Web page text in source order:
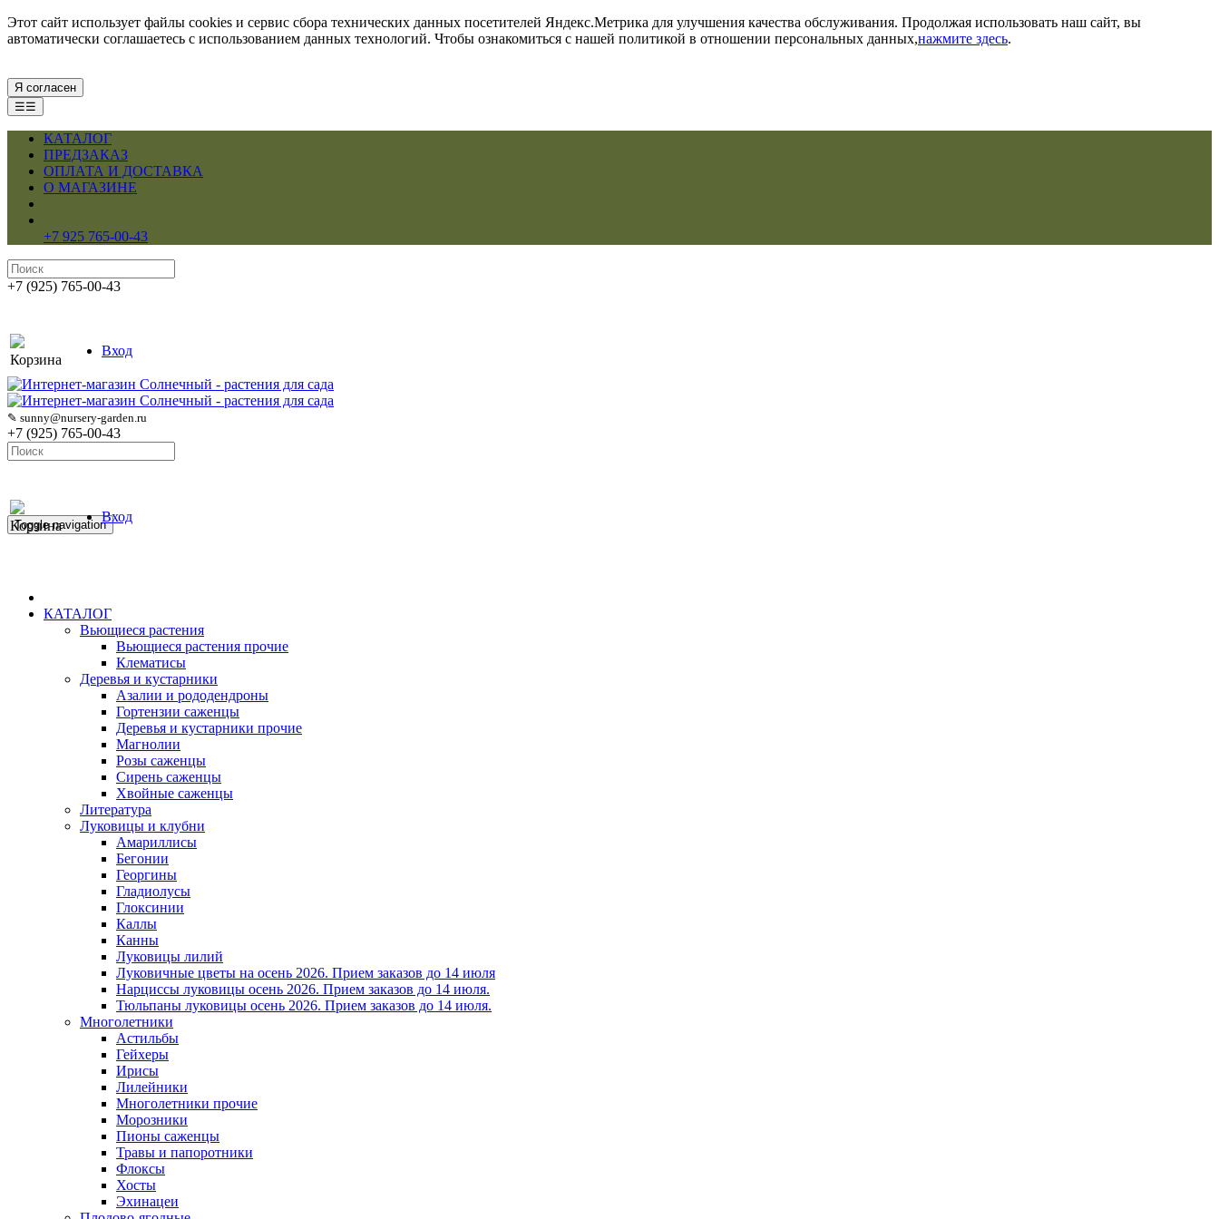
Этот сайт использует файлы cookies и сервис сбора технических данных посетителей Яндекс.Метрика для улучшения качества обслуживания. Продолжая использовать наш сайт, вы
автоматически соглашаетесь с использованием данных технологий. Чтобы ознакомиться с нашей политикой в отношении персональных данных,нажмите здесь.
Я согласен
☰☰
КАТАЛОГ
ПРЕДЗАКАЗ
ОПЛАТА И ДОСТАВКА
О МАГАЗИНЕ
+7 925 765-00-43
+7 (925) 765-00-43
Корзина
Вход
✎ sunny@nursery-garden.ru
+7 (925) 765-00-43
Корзина
Вход
Toggle navigation
КАТАЛОГ
Вьющиеся растения
Вьющиеся растения прочие
Клематисы
Деревья и кустарники
Азалии и рододендроны
Гортензии саженцы
Деревья и кустарники прочие
Магнолии
Розы саженцы
Сирень саженцы
Хвойные саженцы
Литература
Луковицы и клубни
Амариллисы
Бегонии
Георгины
Гладиолусы
Глоксинии
Каллы
Канны
Луковицы лилий
Луковичные цветы на осень 2026. Прием заказов до 14 июля
Нарциссы луковицы осень 2026. Прием заказов до 14 июля.
Тюльпаны луковицы осень 2026. Прием заказов до 14 июля.
Многолетники
Астильбы
Гейхеры
Ирисы
Лилейники
Многолетники прочие
Морозники
Пионы саженцы
Травы и папоротники
Флоксы
Хосты
Эхинацеи